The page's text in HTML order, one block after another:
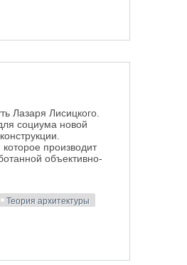
Лазаря Лисицкого.
социума новой
производит
объективно-
Теория архитектуры